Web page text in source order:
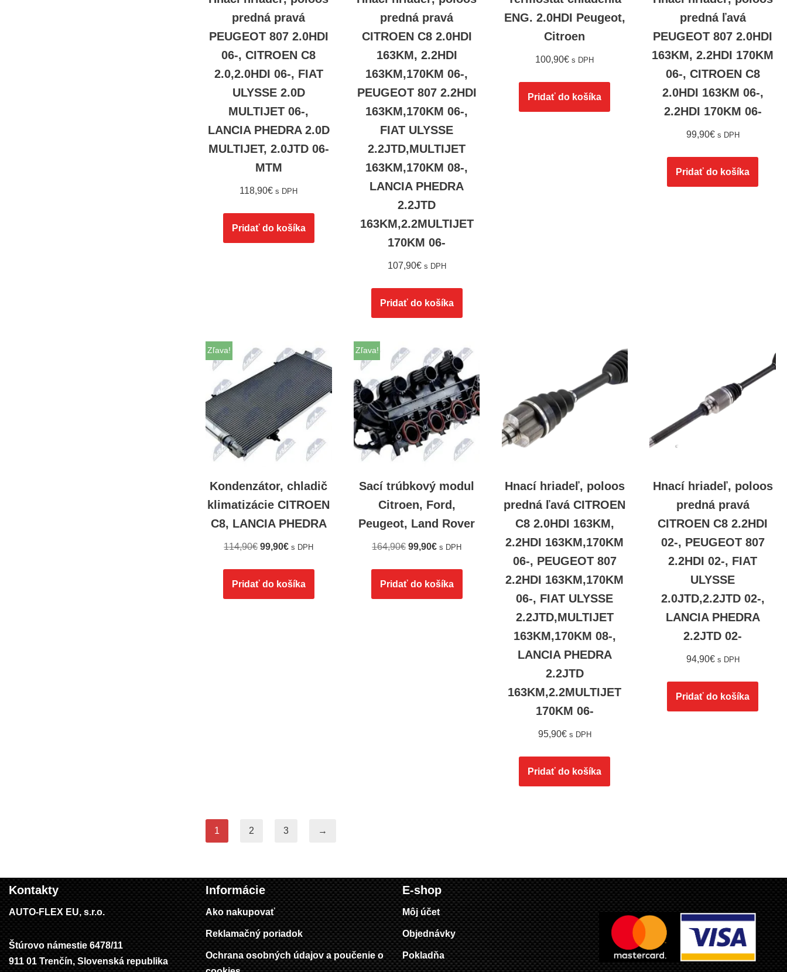
predná pravá
PEUGEOT 807 2.0HDI
06-, CITROEN C8
2.0,2.0HDI 06-, FIAT
ULYSSE 2.0D
MULTIJET 06-,
LANCIA PHEDRA 2.0D
MULTIJET, 2.0JTD 06-
MTM
118,90€ s DPH
Pridať do košíka
predná pravá
CITROEN C8 2.0HDI
163KM, 2.2HDI
163KM,170KM 06-,
PEUGEOT 807 2.2HDI
163KM,170KM 06-,
FIAT ULYSSE
2.2JTD,MULTIJET
163KM,170KM 08-,
LANCIA PHEDRA
2.2JTD
163KM,2.2MULTIJET
170KM 06-
107,90€ s DPH
Pridať do košíka
ENG. 2.0HDI Peugeot,
Citroen
100,90€ s DPH
Pridať do košíka
predná ľavá
PEUGEOT 807 2.0HDI
163KM, 2.2HDI 170KM
06-, CITROEN C8
2.0HDI 163KM 06-,
2.2HDI 170KM 06-
99,90€ s DPH
Pridať do košíka
Zľava!
Kondenzátor, chladič
klimatizácie CITROEN
C8, LANCIA PHEDRA
114,90€ 99,90€ s DPH
Pridať do košíka
Zľava!
Sací trúbkový modul
Citroen, Ford,
Peugeot, Land Rover
164,90€ 99,90€ s DPH
Pridať do košíka
Hnací hriadeľ, poloos
predná ľavá CITROEN
C8 2.0HDI 163KM,
2.2HDI 163KM,170KM
06-, PEUGEOT 807
2.2HDI 163KM,170KM
06-, FIAT ULYSSE
2.2JTD,MULTIJET
163KM,170KM 08-,
LANCIA PHEDRA
2.2JTD
163KM,2.2MULTIJET
170KM 06-
95,90€ s DPH
Pridať do košíka
Hnací hriadeľ, poloos
predná pravá
CITROEN C8 2.2HDI
02-, PEUGEOT 807
2.2HDI 02-, FIAT
ULYSSE
2.0JTD,2.2JTD 02-,
LANCIA PHEDRA
2.2JTD 02-
94,90€ s DPH
Pridať do košíka
1 2 3 →
Kontakty
AUTO-FLEX EU, s.r.o.
Štúrovo námestie 6478/11
911 01 Trenčín, Slovenská republika
Informácie
Ako nakupovať
Reklamačný poriadok
Ochrana osobných údajov a poučenie o
E-shop
Môj účet
Objednávky
Pokladňa